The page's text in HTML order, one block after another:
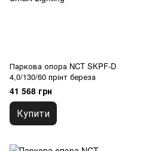
Паркова опора NCT SKPF-D
4,0/130/60 прінт береза
41 568 грн
Купити